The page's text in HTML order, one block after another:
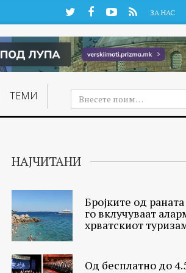
TwitterFacebookYouTube
RSS ЗА НАС
ТЕМИ
НАЈЧИТАНИ
Бројките од
го вклучуваат
хрватскиот
Од бесплатно до